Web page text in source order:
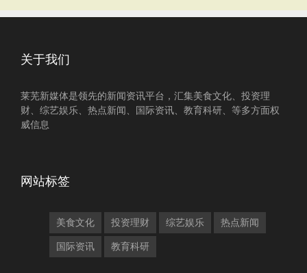
关于我们
莱芜新媒体是领先的新闻资讯平台，汇集美食文化、投资理
财、综艺娱乐、热点新闻、国际资讯、教育科研、等多方面权
威信息
网站标签
美食文化 投资理财 综艺娱乐 热点新闻
国际资讯 教育科研